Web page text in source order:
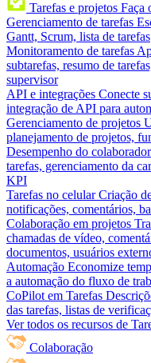
Tarefas e projetos Faça
Gerenciamento de tarefas
Gantt, Scrum, lista de tarefas
Monitoramento de tarefas
subtarefas, resumo de
supervisor
API e integrações Conecte
integração de API para
Gerenciamento de projetos
planejamento de projetos,
Desempenho do colaborador
tarefas, gerenciamento da
KPI
Tarefas no celular Criação
notificações, comentários,
Colaboração em projetos
chamadas de vídeo,
documentos, usuários
Automação Economize
a automação do fluxo de
CoPilot em Tarefas
das tarefas, listas de
Ver todos os recursos de
Colaboração